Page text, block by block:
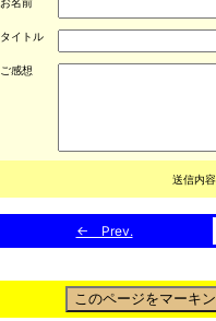
タイトル
ご感想
送信内
← Prev.